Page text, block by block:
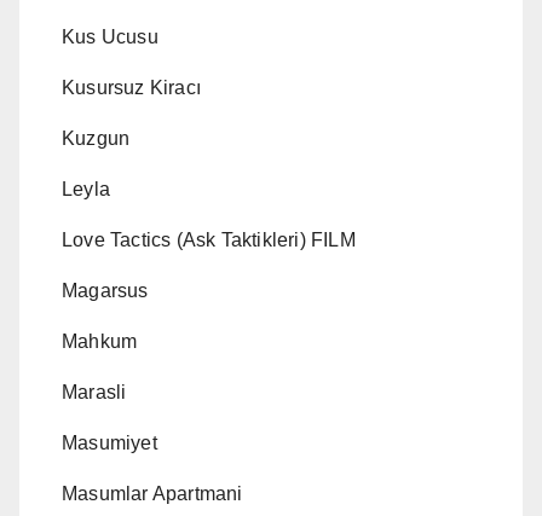
Kus Ucusu
Kusursuz Kiracı
Kuzgun
Leyla
Love Tactics (Ask Taktikleri) FILM
Magarsus
Mahkum
Marasli
Masumiyet
Masumlar Apartmani